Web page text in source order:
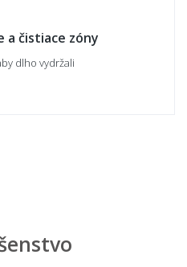
a čistiace zóny
dlho vydržali